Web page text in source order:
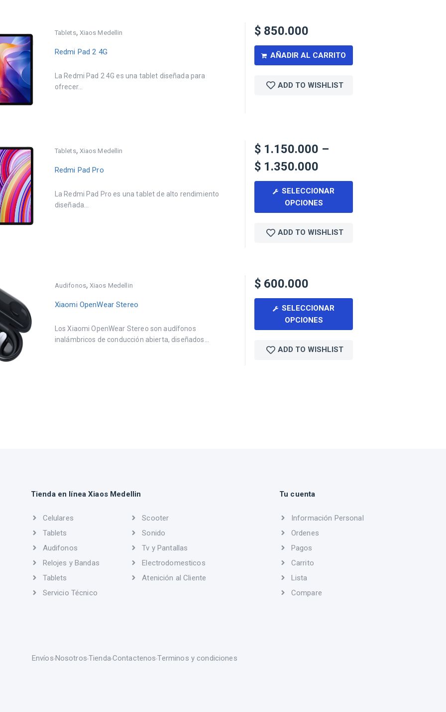
Tablets, Xiaos Medellin
Redmi Pad 2 4G
La Redmi Pad 2 4G es una tablet diseñada para
ofrecer...
$ 850.000
AÑADIR AL CARRITO
ADD TO WISHLIST
Tablets, Xiaos Medellin
Redmi Pad Pro
La Redmi Pad Pro es una tablet de alto rendimiento
diseñada...
$ 1.150.000 –
$ 1.350.000
SELECCIONAR
OPCIONES
ADD TO WISHLIST
Audifonos, Xiaos Medellin
Xiaomi OpenWear Stereo
Los Xiaomi OpenWear Stereo son audífonos
inalámbricos de conducción abierta, diseñados...
$ 600.000
SELECCIONAR
OPCIONES
ADD TO WISHLIST
Tienda en línea Xiaos Medellin
Celulares
Tablets
Audifonos
Relojes y Bandas
Tablets
Servicio Técnico
Scooter
Sonido
Tv y Pantallas
Electrodomesticos
Atenición al Cliente
Tu cuenta
Información Personal
Ordenes
Pagos
Carrito
Lista
Compare
Envíos Nosotros TiendaContactenosTerminos y condiciones